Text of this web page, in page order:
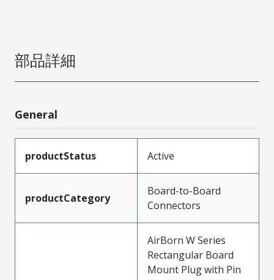
部品詳細
General
productStatus Active
productCategory
Board-to-Board
Connectors
AirBorn W Series
Rectangular Board
Mount Plug with Pin